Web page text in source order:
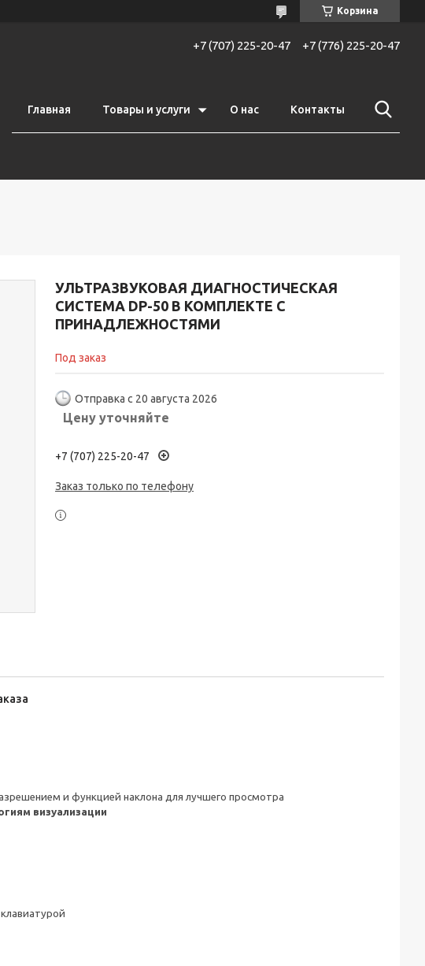
Корзина
+7 (707) 225-20-47 +7 (776) 225-20-47
Главная Товары и услуги О нас Контакты
УЛЬТРАЗВУКОВАЯ ДИАГНОСТИЧЕСКАЯ
СИСТЕМА DP-50 В КОМПЛЕКТЕ С
ПРИНАДЛЕЖНОСТЯМИ
Под заказ
Отправка с 20 августа 2026
Цену уточняйте
+7 (707) 225-20-47
Заказ только по телефону
и функцией наклона для лучшего просмотра
визуализации